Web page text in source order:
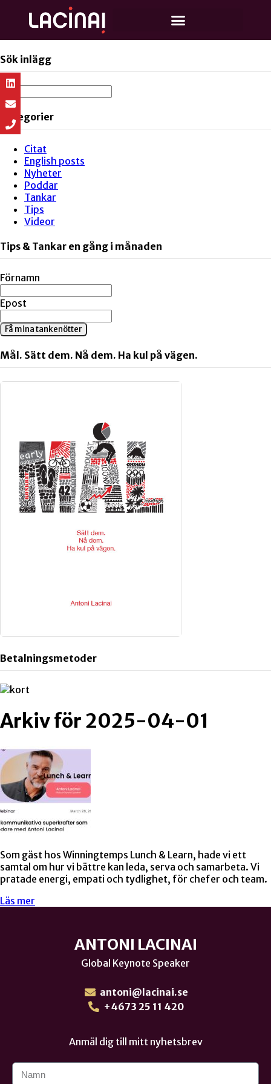
Sök inlägg
Kategorier
Citat
English posts
Nyheter
Poddar
Tankar
Tips
Videor
Tips & Tankar en gång i månaden
Förnamn
Epost
Få mina tankenötter
Mål. Sätt dem. Nå dem. Ha kul på vägen.
Betalningsmetoder
Arkiv för 2025-04-01
Som gäst hos Winningtemps Lunch & Learn, hade vi ett
samtal om hur vi bättre kan leda, serva och samarbeta. Vi
pratade energi, empati och tydlighet, för chefer och team.
Läs mer
ANTONI LACINAI
Global Keynote Speaker
antoni@lacinai.se
+4673 25 11 420
Anmäl dig till mitt nyhetsbrev